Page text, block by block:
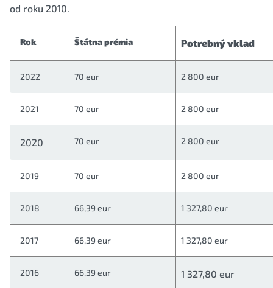
od roku 2010.
Rok Štátna prémia Potrebný vklad
2022 70 eur 2 800 eur
2021 70 eur 2 800 eur
2020 70 eur 2 800 eur
2019 70 eur 2 800 eur
2018 66,39 eur 1 327,80 eur
2017 66,39 eur 1 327,80 eur
2016 66,39 eur 1 327,80 eur